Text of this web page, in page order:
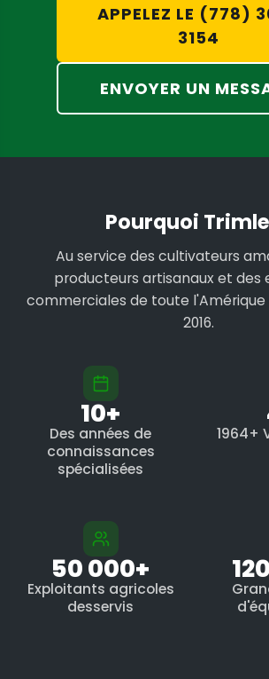
APPELEZ LE (778)
3154
ENVOYER UN
Pourquoi
Au service des cultivateurs
producteurs artisanaux et des
commerciales de toute l'Amérique
2016.
10+
Des années de
connaissances
spécialisées
1964+
50 000+
Exploitants agricoles
desservis